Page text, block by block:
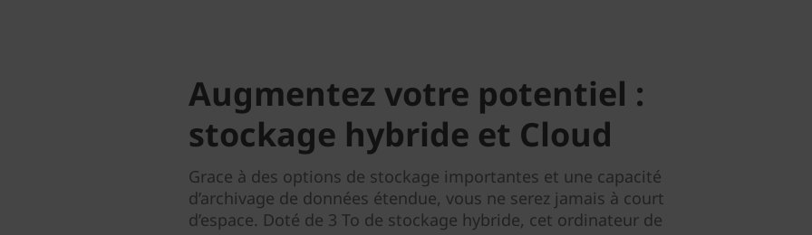
Augmentez votre potentiel :
stockage hybride et Cloud
Grace à des options de stockage importantes et une capacité
d’archivage de données étendue, vous ne serez jamais à court
d’espace. Doté de 3 To de stockage hybride, cet ordinateur de